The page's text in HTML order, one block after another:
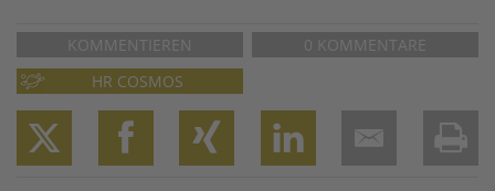
KOMMENTIEREN
0 KOMMENTARE
HR COSMOS